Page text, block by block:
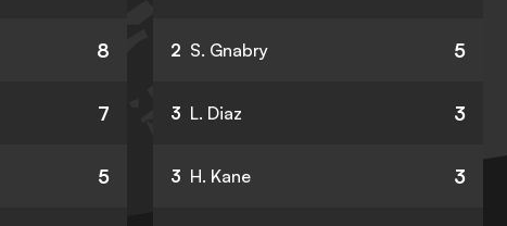
8
7
5
2 S. Gnabry 5
3 L. Diaz 3
3 H. Kane 3